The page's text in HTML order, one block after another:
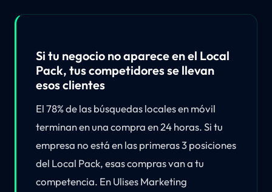
Si tu negocio no aparece en el Local
Pack, tus competidores se llevan
esos clientes
El 78% de las búsquedas locales en móvil
terminan en una compra en 24 horas. Si tu
empresa no está en las primeras 3 posiciones
del Local Pack, esas compras van a tu
competencia. En Ulises Marketing